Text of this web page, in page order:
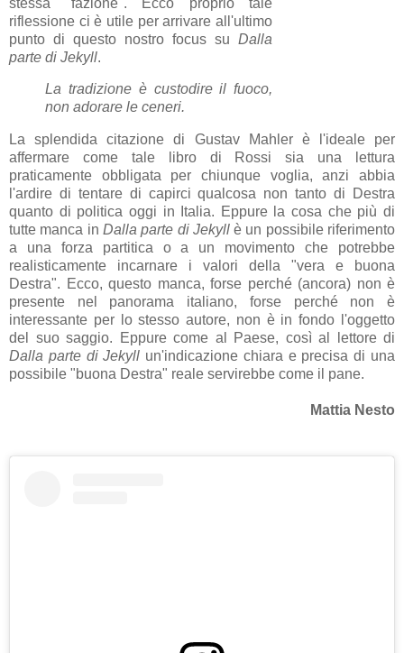
riflessione ci è utile per arrivare all'ultimo
punto di questo nostro focus suDalla
parte di Jekyll.
La tradizione è custodire il fuoco,
non adorare le ceneri.
La splendida citazione di Gustav Mahler è l'ideale per
affermare come tale libro di Rossi sia una lettura
praticamente obbligata per chiunque voglia, anzi abbia
l'ardire di tentare di capirci qualcosa non tanto di Destra
quanto di politica oggi in Italia. Eppure la cosa che più di
tutte manca in Dalla parte di Jekyllè un possibile riferimento
a una forza partitica o a un movimento che potrebbe
realisticamente incarnare i valori della "vera e buona
Destra". Ecco, questo manca, forse perché (ancora) non è
presente nel panorama italiano, forse perché non è
interessante per lo stesso autore, non è in fondo l'oggetto
del suo saggio. Eppure come al Paese, così al lettore di
Dalla parte di Jekyll un'indicazione chiara e precisa di una
possibile "buona Destra" reale servirebbe come il pane.
Mattia Nesto